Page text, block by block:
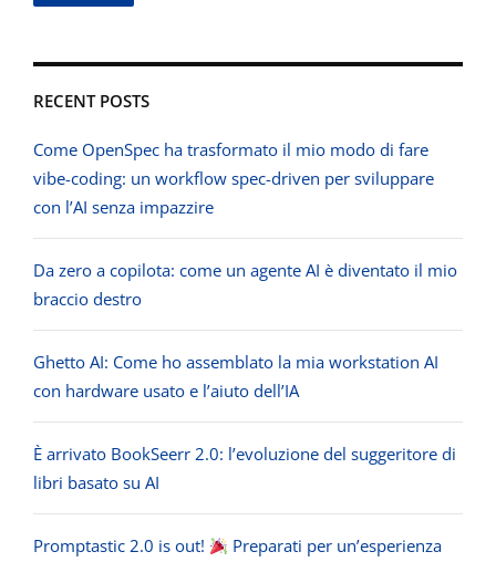
RECENT POSTS
Come OpenSpec ha trasformato il mio modo di fare
vibe-coding: un workflow spec-driven per sviluppare
con l’AI senza impazzire
Da zero a copilota: come un agente AI è diventato il mio
braccio destro
Ghetto AI: Come ho assemblato la mia workstation AI
con hardware usato e l’aiuto dell’IA
È arrivato BookSeerr 2.0: l’evoluzione del suggeritore di
libri basato su AI
Promptastic 2.0 is out!
Preparati per un’esperienza